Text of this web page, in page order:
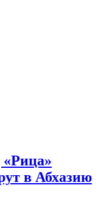
«Рица»
в Абхазию